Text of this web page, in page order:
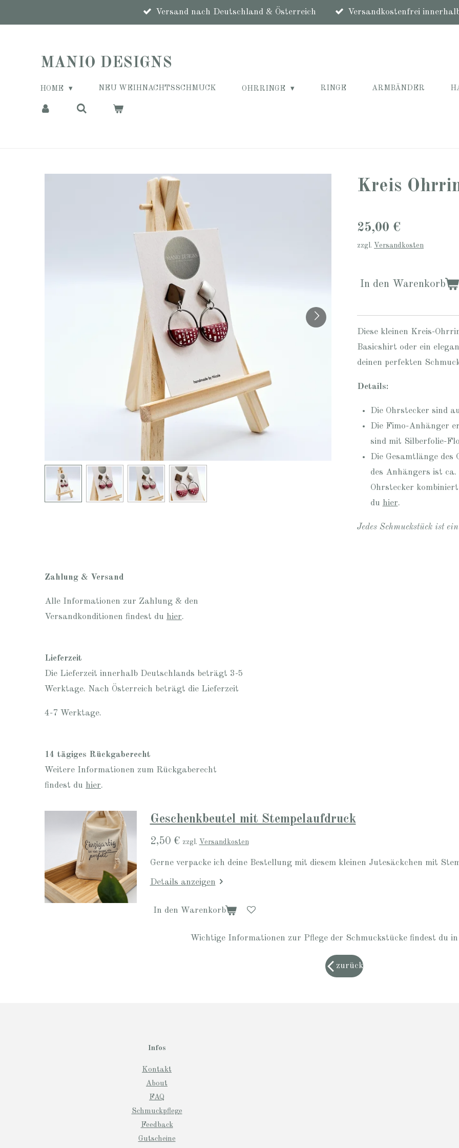
Hauptinhalt
Versand nach Deutschland & Österreich Versandkostenfrei
MANIO DESIGNS
HOME NEU WEIHNACHTSSCHMUCK OHRRINGE RINGE ARMBÄNDER
Kreis
25,00 €
zzgl. Versandkosten
In den Warenkorb
Diese kleinen Kreis-
Basicshirt oder ein
deinen perfekten
Details:
Die Ohrstecker sind
Die Fimo-Anhänger
sind mit Silberfolie-
Die Gesamtlänge
des Anhängers ist
Ohrstecker
du hier.
Jedes Schmuckstück ist
Zahlung & Versand
Alle Informationen zur Zahlung & den
Versandkonditionen findest du hier.
Lieferzeit
Die Lieferzeit innerhalb Deutschlands beträgt 3-5
Werktage. Nach Österreich beträgt die Lieferzeit
4-7 Werktage.
14 tägiges Rückgaberecht
Weitere Informationen zum Rückgaberecht
findest du hier.
Geschenkbeutel mit Stempelaufdruck
2,50 € zzgl. Versandkosten
Gerne verpacke ich deine Bestellung mit diesem kleinen Jutesäckchen mit
Details anzeigen
In den Warenkorb
Wichtige Informationen zur Pflege der Schmuckstücke findest du in
zurück
Infos
Kontakt
About
FAQ
Schmuckpflege
Feedback
Gutscheine